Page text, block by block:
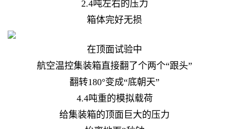
2.4吨左右的压力
箱体完好无损
在顶面试验中
航空温控集装箱直接翻了个两个“跟头”
翻转180°变成“底朝天”
4.4吨重的模拟载荷
给集装箱的顶面巨大的压力